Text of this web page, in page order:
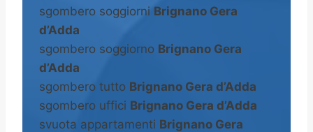
sgombero soggiorni Brignano Gera
d’Adda
sgombero soggiorno Brignano Gera
d’Adda
sgombero tutto Brignano Gera d’Adda
sgombero uffici Brignano Gera d’Adda
svuota appartamenti Brignano Gera